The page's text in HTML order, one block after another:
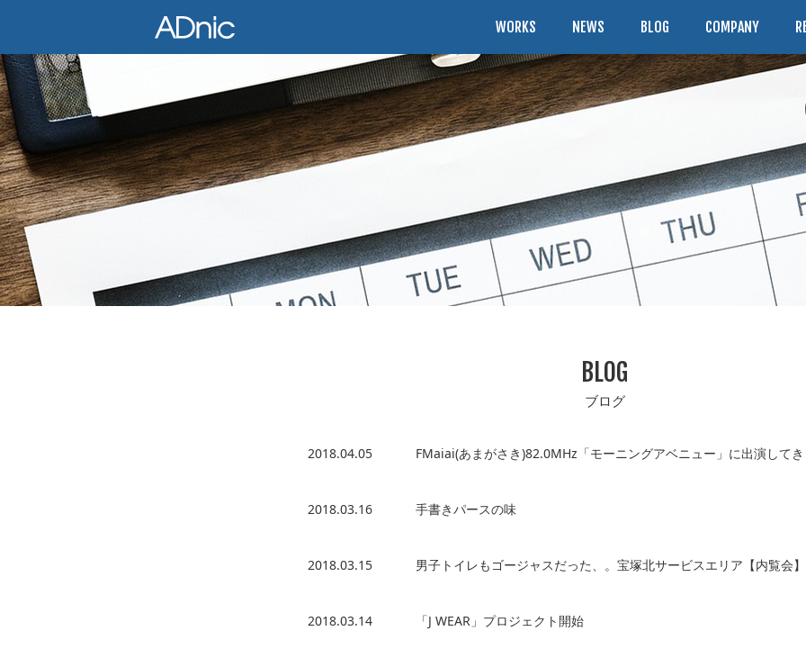
WORKS NEWS BLOG COMPANY
BLOG
ブログ
2018.04.05 FMaiai(あまがさき)82.0MHz「モーニングアベニュー」に出演して
2018.03.16 手書きパースの味
2018.03.15 男子トイレもゴージャスだった、。宝塚北サービスエリア【内覧会】
2018.03.14 「J WEAR」プロジェクト開始